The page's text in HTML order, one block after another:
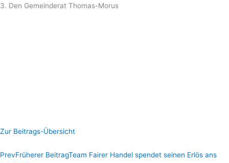
3. Den Gemeinderat Thomas-Morus
Zur Beitrags-Übersicht
PrevFrüherer BeitragTeam Fairer Handel spendet seinen Erlös ans